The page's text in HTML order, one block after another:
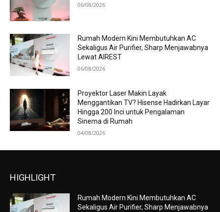
06/08/2026
Rumah Modern Kini Membutuhkan AC
Sekaligus Air Purifier, Sharp Menjawabnya
Lewat AIREST
06/08/2026
Proyektor Laser Makin Layak
Menggantikan TV? Hisense Hadirkan Layar
Hingga 200 Inci untuk Pengalaman
Sinema di Rumah
04/08/2026
HIGHLIGHT
Rumah Modern Kini Membutuhkan AC
Sekaligus Air Purifier, Sharp Menjawabnya